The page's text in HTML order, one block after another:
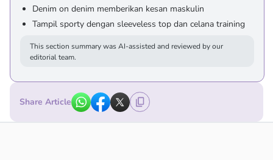
Denim on denim memberikan kesan maskulin
Tampil sporty dengan sleeveless top dan celana training
This section summary was AI-assisted and reviewed by our
editorial team.
Share Article